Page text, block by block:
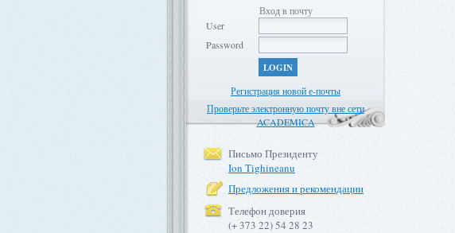
Вход в почту
User
Password
LOGIN
Регистрация новой е-почты
Проверьте электронную почту вне сети
ACADEMICA
Письмо Президенту
Ion Tighineanu
Предложения и рекомендации
Телефон доверия
(+ 373 22) 54 28 23